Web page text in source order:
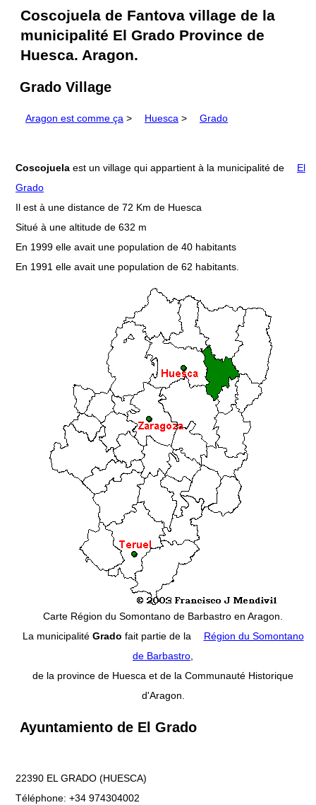
Coscojuela de Fantova village de la
municipalité El Grado Province de
Huesca. Aragon.
Grado Village
Aragon est comme ça > Huesca > Grado
Coscojuela est un village qui appartient à la municipalité de
El
Grado
Il est à une distance de 72 Km de Huesca
Situé à une altitude de 632 m
En 1999 elle avait une population de 40 habitants
En 1991 elle avait une population de 62 habitants.
Carte Région du Somontano de Barbastro en Aragon.
La municipalité Grado fait partie de la
Région du Somontano
de Barbastro
de la province de Huesca et de la Communauté Historique
d'Aragon.
Ayuntamiento de El Grado
22390 EL GRADO (HUESCA)
Téléphone: +34 974304002